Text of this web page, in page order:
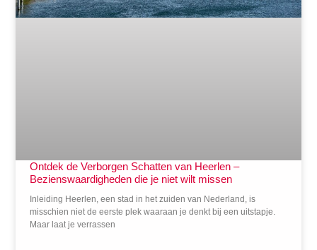
Ontdek de Verborgen Schatten van Heerlen –
Bezienswaardigheden die je niet wilt missen
Inleiding Heerlen, een stad in het zuiden van Nederland, is
misschien niet de eerste plek waaraan je denkt bij een uitstapje.
Maar laat je verrassen